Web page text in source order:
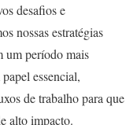
desafios e
nossas estratégias
um período mais
essencial,
de trabalho para que
alto impacto.